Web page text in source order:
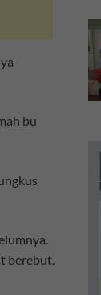
bu
berebut.